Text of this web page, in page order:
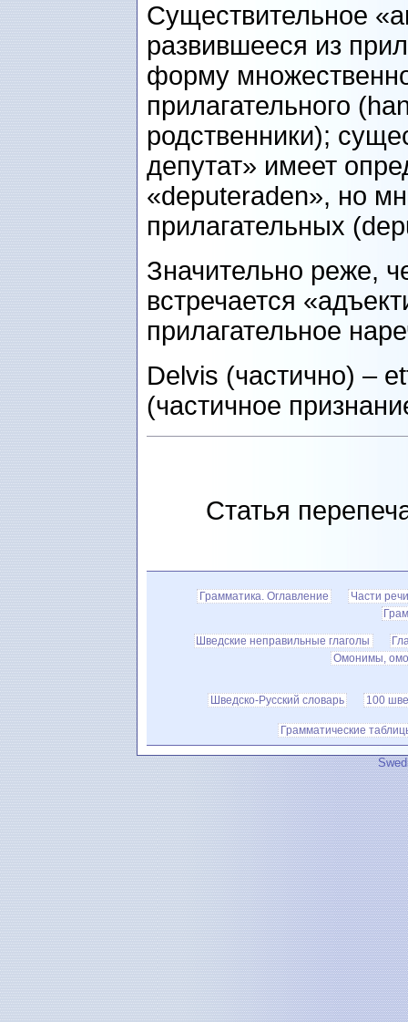
Существительное
развившееся из
форму
прилагательного
родственники);
депутат» имеет
«deputeraden», но
прилагательных
Значительно реже,
встречается
прилагательное
Delvis (частично) –
(частичное
Статья
Грамматика. Оглавление
Части речи
Шведские неправильные глаголы
Омонимы,
Шведско-Русский словарь 100
Грамматические